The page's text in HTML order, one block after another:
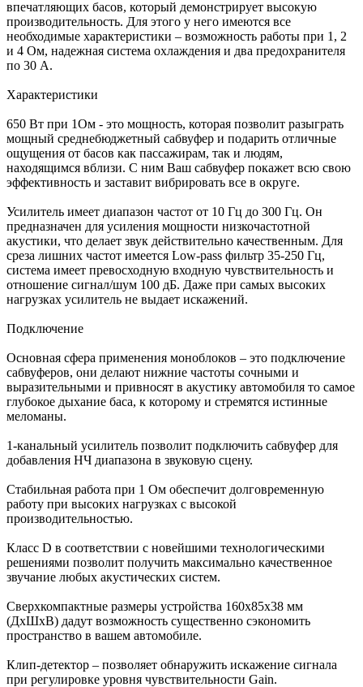
впечатляющих басов, который демонстрирует высокую
производительность. Для этого у него имеются все
необходимые характеристики – возможность работы при 1, 2
и 4 Ом, надежная система охлаждения и два предохранителя
по 30 А.
Характеристики
650 Вт при 1Ом - это мощность, которая позволит разыграть
мощный среднебюджетный сабвуфер и подарить отличные
ощущения от басов как пассажирам, так и людям,
находящимся вблизи. С ним Ваш сабвуфер покажет всю свою
эффективность и заставит вибрировать все в округе.
Усилитель имеет диапазон частот от 10 Гц до 300 Гц. Он
предназначен для усиления мощности низкочастотной
акустики, что делает звук действительно качественным. Для
среза лишних частот имеется Low-pass фильтр 35-250 Гц,
система имеет превосходную входную чувствительность и
отношение сигнал/шум 100 дБ. Даже при самых высоких
нагрузках усилитель не выдает искажений.
Подключение
Основная сфера применения моноблоков – это подключение
сабвуферов, они делают нижние частоты сочными и
выразительными и привносят в акустику автомобиля то самое
глубокое дыхание баса, к которому и стремятся истинные
меломаны.
1-канальный усилитель позволит подключить сабвуфер для
добавления НЧ диапазона в звуковую сцену.
Стабильная работа при 1 Ом обеспечит долговременную
работу при высоких нагрузках с высокой
производительностью.
Класс D в соответствии с новейшими технологическими
решениями позволит получить максимально качественное
звучание любых акустических систем.
Сверхкомпактные размеры устройства 160x85x38 мм
(ДхШхВ) дадут возможность существенно сэкономить
пространство в вашем автомобиле.
Клип-детектор – позволяет обнаружить искажение сигнала
при регулировке уровня чувствительности Gain.